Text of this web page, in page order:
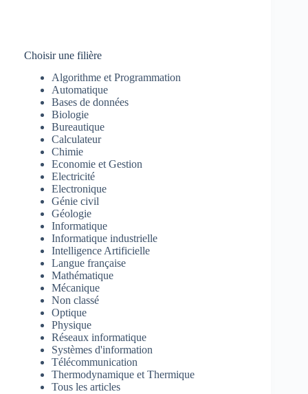
Choisir une filière
Algorithme et Programmation
Automatique
Bases de données
Biologie
Bureautique
Calculateur
Chimie
Economie et Gestion
Electricité
Electronique
Génie civil
Géologie
Informatique
Informatique industrielle
Intelligence Artificielle
Langue française
Mathématique
Mécanique
Non classé
Optique
Physique
Réseaux informatique
Systèmes d'information
Télécommunication
Thermodynamique et Thermique
Tous les articles